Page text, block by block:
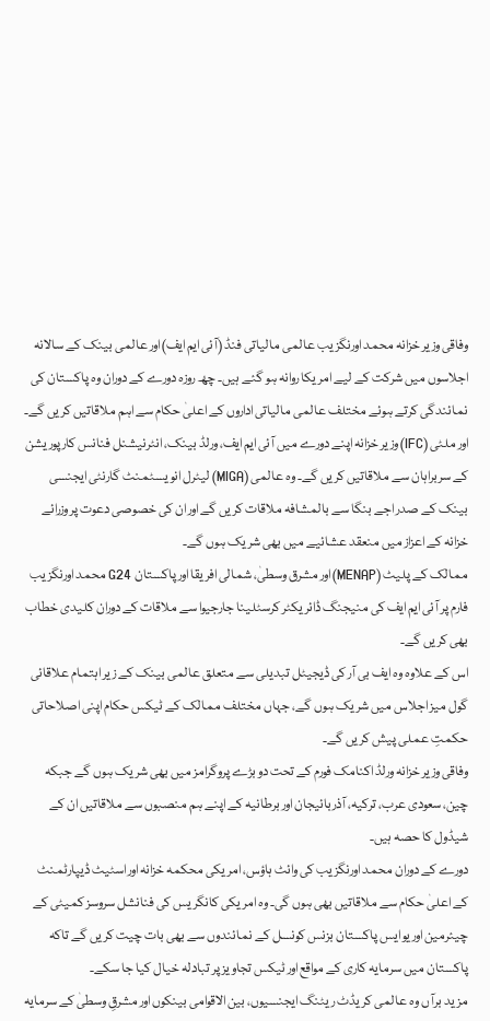
وفاقی وزیر خزانہ محمد اورنگزیب عالمی مالیاتی فنڈ (آئی ایم ایف) اور عالمی بینک کے سالانہ
اجلاسوں میں شرکت کے لیے امریکا روانہ ہو گئے ہیں۔ چھ روزہ دورے کے دوران وہ پاکستان کی
نمائندگی کرتے ہوئے مختلف عالمی مالیاتی اداروں کے اعلیٰ حکام سے اہم ملاقاتیں کریں گے۔
وزیر خزانہ اپنے دورے میں آئی ایم ایف، ورلڈ بینک، انٹرنیشنل فنانس کارپوریشن (IFC) اور ملٹی
لیٹرل انویسٹمنٹ گارنٹی ایجنسی (MIGA) کے سربراہان سے ملاقاتیں کریں گے۔ وہ عالمی
بینک کے صدر اجے بنگا سے بالمشافہ ملاقات کریں گے اور ان کی خصوصی دعوت پر وزرائے
خزانہ کے اعزاز میں منعقد عشائیے میں بھی شریک ہوں گے۔
محمد اورنگزیب G24 اور مشرق وسطیٰ، شمالی افریقا اور پاکستان (MENAP) ممالک کے پلیٹ
فارم پر آئی ایم ایف کی منیجنگ ڈائریکٹر کرسٹلینا جارجیوا سے ملاقات کے دوران کلیدی خطاب
بھی کریں گے۔
اس کے علاوہ وہ ایف بی آر کی ڈیجیٹل تبدیلی سے متعلق عالمی بینک کے زیر اہتمام علاقائی
گول میز اجلاس میں شریک ہوں گے، جہاں مختلف ممالک کے ٹیکس حکام اپنی اصلاحاتی
حکمتِ عملی پیش کریں گے۔
وفاقی وزیر خزانہ ورلڈ اکنامک فورم کے تحت دو بڑے پروگرامز میں بھی شریک ہوں گے جبکہ
چین، سعودی عرب، ترکیہ، آذربائیجان اور برطانیہ کے اپنے ہم منصبوں سے ملاقاتیں ان کے
شیڈول کا حصہ ہیں۔
دورے کے دوران محمد اورنگزیب کی وائٹ ہاؤس، امریکی محکمہ خزانہ اور اسٹیٹ ڈیپارٹمنٹ
کے اعلیٰ حکام سے ملاقاتیں بھی ہوں گی۔ وہ امریکی کانگریس کی فنانشل سروسز کمیٹی کے
چیئرمین اور یو ایس پاکستان بزنس کونسل کے نمائندوں سے بھی بات چیت کریں گے تاکہ
پاکستان میں سرمایہ کاری کے مواقع اور ٹیکس تجاویز پر تبادلہ خیال کیا جا سکے۔
مزید برآں وہ عالمی کریڈٹ ریٹنگ ایجنسیوں، بین الاقوامی بینکوں اور مشرقِ وسطیٰ کے سرمایہ